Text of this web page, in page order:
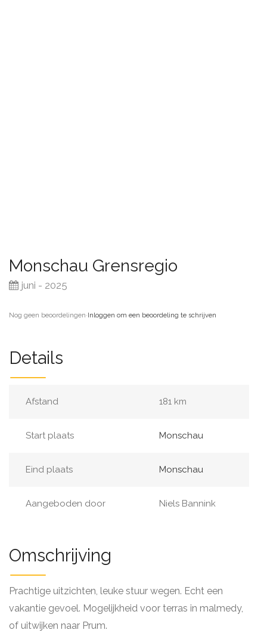
Monschau Grensregio
juni - 2025
Nog geen beoordelingen·Inloggen om een beoordeling te schrijven
Details
Afstand 181 km
Start plaats Monschau
Eind plaats Monschau
Aangeboden door Niels Bannink
Omschrijving
Prachtige uitzichten, leuke stuur wegen. Echt een
vakantie gevoel. Mogelijkheid voor terras in malmedy,
of uitwijken naar Prum.